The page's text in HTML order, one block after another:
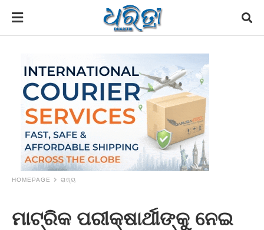
HOMEPAGE ରାଜ୍ୟ
ମାଟ୍ରିକ ପରୀକ୍ଷାର୍ଥୀଙ୍କୁ ନେଇ